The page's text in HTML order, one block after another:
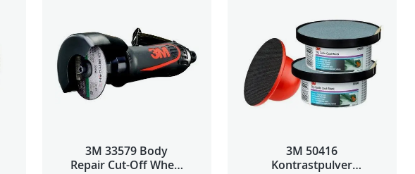
3M 33579 Body
Repair Cut-Off Wheel
3M 50416
Kontrastpulver